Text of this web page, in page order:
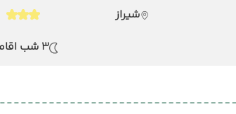
شیراز
3 شب اقامت